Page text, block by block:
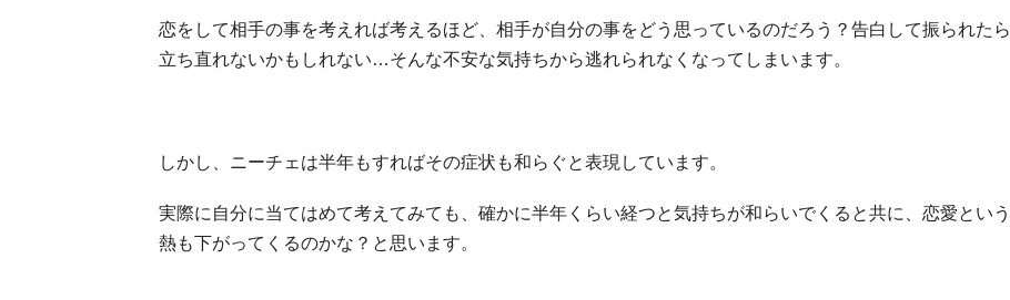
恋をして相手の事を考えれば考えるほど、相手が自分の事をどう思っているのだろう？告白して振られたら
立ち直れないかもしれない…そんな不安な気持ちから逃れられなくなってしまいます。
しかし、ニーチェは半年もすればその症状も和らぐと表現しています。
実際に自分に当てはめて考えてみても、確かに半年くらい経つと気持ちが和らいでくると共に、恋愛という
熱も下がってくるのかな？と思います。